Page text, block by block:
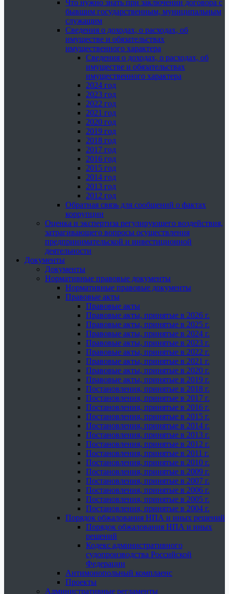
Что нужно знать при заключении договора с
бывшим государственным, муниципальным
служащим
Сведения о доходах, о расходах, об
имуществе и обязательствах
имущественного характера
Сведения о доходах, о расходах, об
имуществе и обязательствах
имущественного характера
2024 год
2023 год
2022 год
2021 год
2020 год
2019 год
2018 год
2017 год
2016 год
2015 год
2014 год
2013 год
2012 год
Обратная связь для сообщений о фактах
коррупции
Оценка и экспертиза регулирующего воздействия,
затрагивающего вопросы осуществления
предпринимательской и инвестиционной
деятельности
Документы
Документы
Нормативные правовые документы
Нормативные правовые документы
Правовые акты
Правовые акты
Правовые акты, принятые в 2026 г.
Правовые акты, принятые в 2025 г.
Правовые акты, принятые в 2024 г.
Правовые акты, принятые в 2023 г.
Правовые акты, принятые в 2022 г.
Правовые акты, принятые в 2021 г.
Правовые акты, принятые в 2020 г.
Правовые акты, принятые в 2019 г.
Постановления, принятые в 2018 г.
Постановления, принятые в 2017 г.
Постановления, принятые в 2016 г.
Постановления, принятые в 2015 г.
Постановления, принятые в 2014 г.
Постановления, принятые в 2013 г.
Постановления, принятые в 2012 г.
Постановления, принятые в 2011 г.
Постановления, принятые в 2010 г.
Постановления, принятые в 2009 г.
Постановления, принятые в 2007 г.
Постановления, принятые в 2006 г.
Постановления, принятые в 2005 г.
Постановления, принятые в 2004 г.
Порядок обжалования НПА и иных решений
Порядок обжалования НПА и иных
решений
Кодекс административного
судопроизводства Российской
Федерации
Антимонопольный комплаенс
Проекты
Административные регламенты